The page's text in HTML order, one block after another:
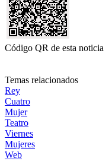
Código QR de esta noticia
Temas relacionados
Rey
Cuatro
Mujer
Teatro
Viernes
Mujeres
Web